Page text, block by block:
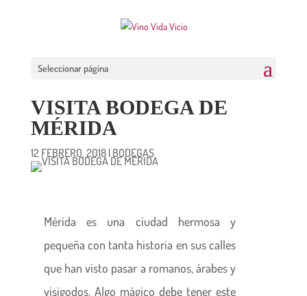
Seleccionar página
VISITA BODEGA DE
MÉRIDA
12 FEBRERO, 2018| BODEGAS
Mérida es una ciudad hermosa y
pequeña con tanta historia en sus calles
que han visto pasar a romanos, árabes y
visigodos. Algo mágico debe tener este